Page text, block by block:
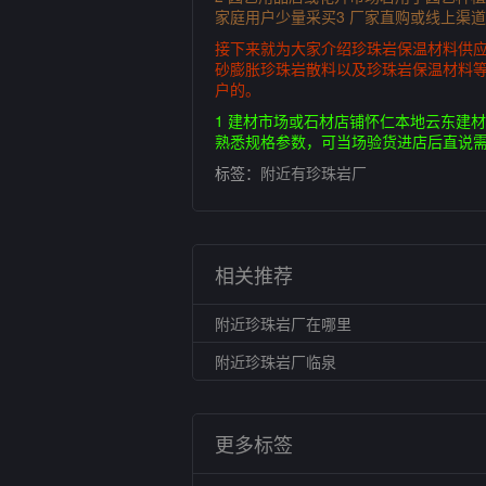
家庭用户少量采买3 厂家直购或线上渠
接下来就为大家介绍珍珠岩保温材料供
砂膨胀珍珠岩散料以及珍珠岩保温材料
户的。
1 建材市场或石材店铺怀仁本地云东建
熟悉规格参数，可当场验货进店后直说
标签： 附近有珍珠岩厂
相关推荐
附近珍珠岩厂在哪里
附近珍珠岩厂临泉
更多标签